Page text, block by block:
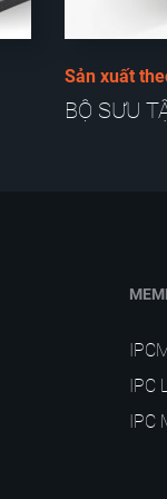
Sản xuất
BỘ SƯU
IPC
IPC